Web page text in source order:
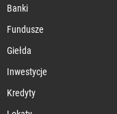
Banki
Fundusze
Giełda
Inwestycje
Kredyty